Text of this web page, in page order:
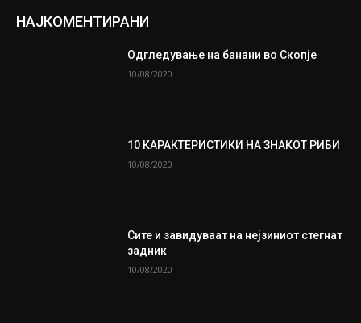
НАЈКОМЕНТИРАНИ
Одгледување на банани во Скопје
10/08/2020
10 КАРАКТЕРИСТИКИ НА ЗНАКОТ РИБИ
10/08/2020
Сите и завидуваат на нејзиниот стегнат
задник
10/08/2020